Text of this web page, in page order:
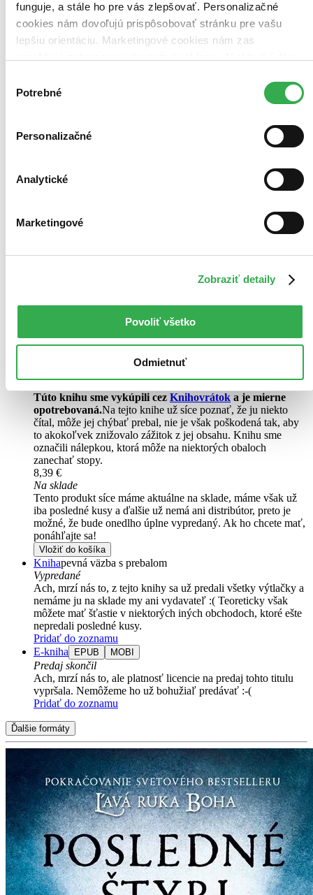
funguje, a stále ho pre vás zlepšovať. Personalizačné
cookies nám dovoľujú prispôsobovať stránku pre vašu
lepšiu orientáciu. Marketingové cookies nám zas
keby sme mohli používať všetky tieto cookies. Ďakujeme!
súhlasu
Potrebné
Personalizačné
Analytické
Marketingové
Zobraziť detaily
Povoliť všetko
Odmietnuť
Thomas Cale, smrtiaci anjel sužovaný záhadnou chorobou, sa lieči v
kláštore na Cypre. Ale aj tu, na zdanlivo bezpečnom mieste, musí
byť v strehu. Ohrozujú ho duševne chorí pacienti aj najatí zabijaci...
Túto knihu sme vykúpili cez Knihovrátok a je mierne
opotrebovaná.Na tejto knihe už síce poznať, že ju niekto
čítal, môže jej chýbať prebal, nie je však poškodená tak, aby
to akokoľvek znižovalo zážitok z jej obsahu. Knihu sme
označili nálepkou, ktorá môže na niektorých obaloch
zanechať stopy.
8,39 €
Na sklade
Tento produkt síce máme aktuálne na sklade, máme však už
iba posledné kusy a ďalšie už nemá ani distribútor, preto je
možné, že bude onedlho úplne vypredaný. Ak ho chcete mať,
ponáhľajte sa!
Vložiť do košíka
Knihapevná väzba s prebalom
Vypredané
Ach, mrzí nás to, z tejto knihy sa už predali všetky výtlačky a
nemáme ju na sklade my ani vydavateľ :( Teoreticky však
môžete mať šťastie v niektorých iných obchodoch, ktoré ešte
nepredali posledné kusy.
Pridať do zoznamu
E-kniha
EPUB MOBI
Predaj skončil
Ach, mrzí nás to, ale platnosť licencie na predaj tohto titulu
vypršala. Nemôžeme ho už bohužiaľ predávať :-(
Pridať do zoznamu
Ďalšie formáty